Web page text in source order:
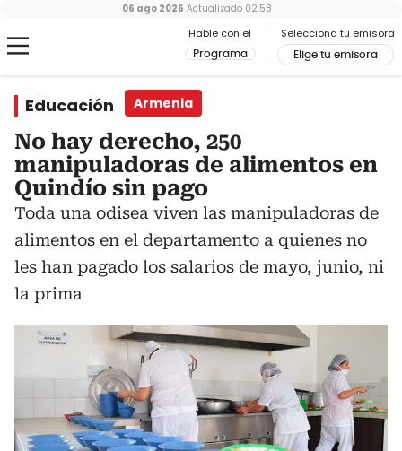
Hable con el
Programa
Selecciona tu emisora
Elige tu emisora
06 ago 2026 Actualizado 02:58
Educación Armenia
No hay derecho, 250
manipuladoras de alimentos en
Quindío sin pago
Toda una odisea viven las manipuladoras de
alimentos en el departamento a quienes no
les han pagado los salarios de mayo, junio, ni
la prima